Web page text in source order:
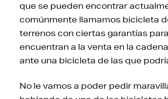
que se pueden encontrar
comúnmente llamamos bicicleta
terrenos con ciertas garantías
encuentran a la venta en la cadena
ante una bicicleta de las que
No le vamos a poder pedir